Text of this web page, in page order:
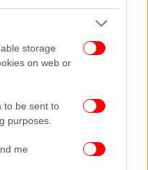
storage
on web or
to be sent to
purposes.
me